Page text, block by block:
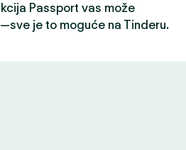
Passport vas može
je to moguće na Tinderu.